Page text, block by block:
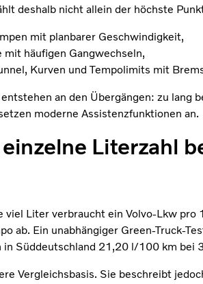
deshalb nicht allein der höchste
mit planbarer Geschwindigkeit,
häufigen Gangwechseln,
Kurven und Tempolimits mit
an den Übergängen: zu lang
moderne Assistenzfunktionen an.
Literzahl
viel Liter verbraucht ein Volvo-Lkw
ab. Ein unabhängiger Green-Truck-
Süddeutschland 21,20 l/100 km
Vergleichsbasis. Sie beschreibt